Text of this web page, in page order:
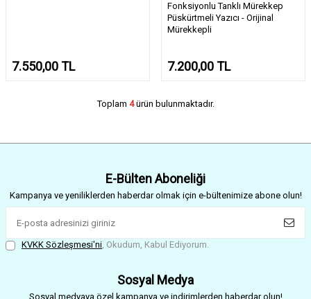
7.550,00TL
Fonksiyonlu Tanklı Mürekkep
Püskürtmeli Yazıcı - Orijinal
Mürekkepli
7.200,00TL
Toplam 4ürün bulunmaktadır.
E-Bülten Aboneliği
Kampanya ve yeniliklerden haberdar olmak için e-bültenimize abone olun!
KVKK Sözleşmesi'ni, Okudum, Kabul Ediyorum.
Sosyal Medya
Sosyal medyaya özel kampanya ve indirimlerden haberdar olun!